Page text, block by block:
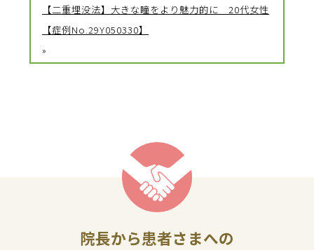
【二重埋没法】大きな瞳をより魅力的に 20代女性
【症例No.29Y050330】
»
院長から患者さまへの